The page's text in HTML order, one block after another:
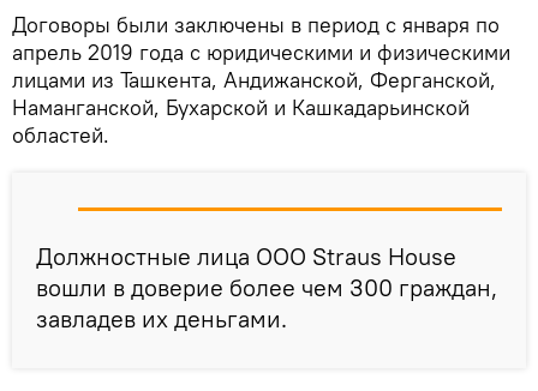
Договоры были заключены в период с января по
апрель 2019 года с юридическими и физическими
лицами из Ташкента, Андижанской, Ферганской,
Наманганской, Бухарской и Кашкадарьинской
областей.
Должностные лица ООО Straus House
вошли в доверие более чем 300 граждан,
завладев их деньгами.